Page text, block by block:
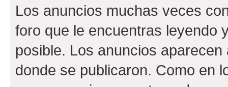
Los anuncios muchas veces
foro que le encuentras leyendo
posible. Los anuncios
donde se publicaron. Como en